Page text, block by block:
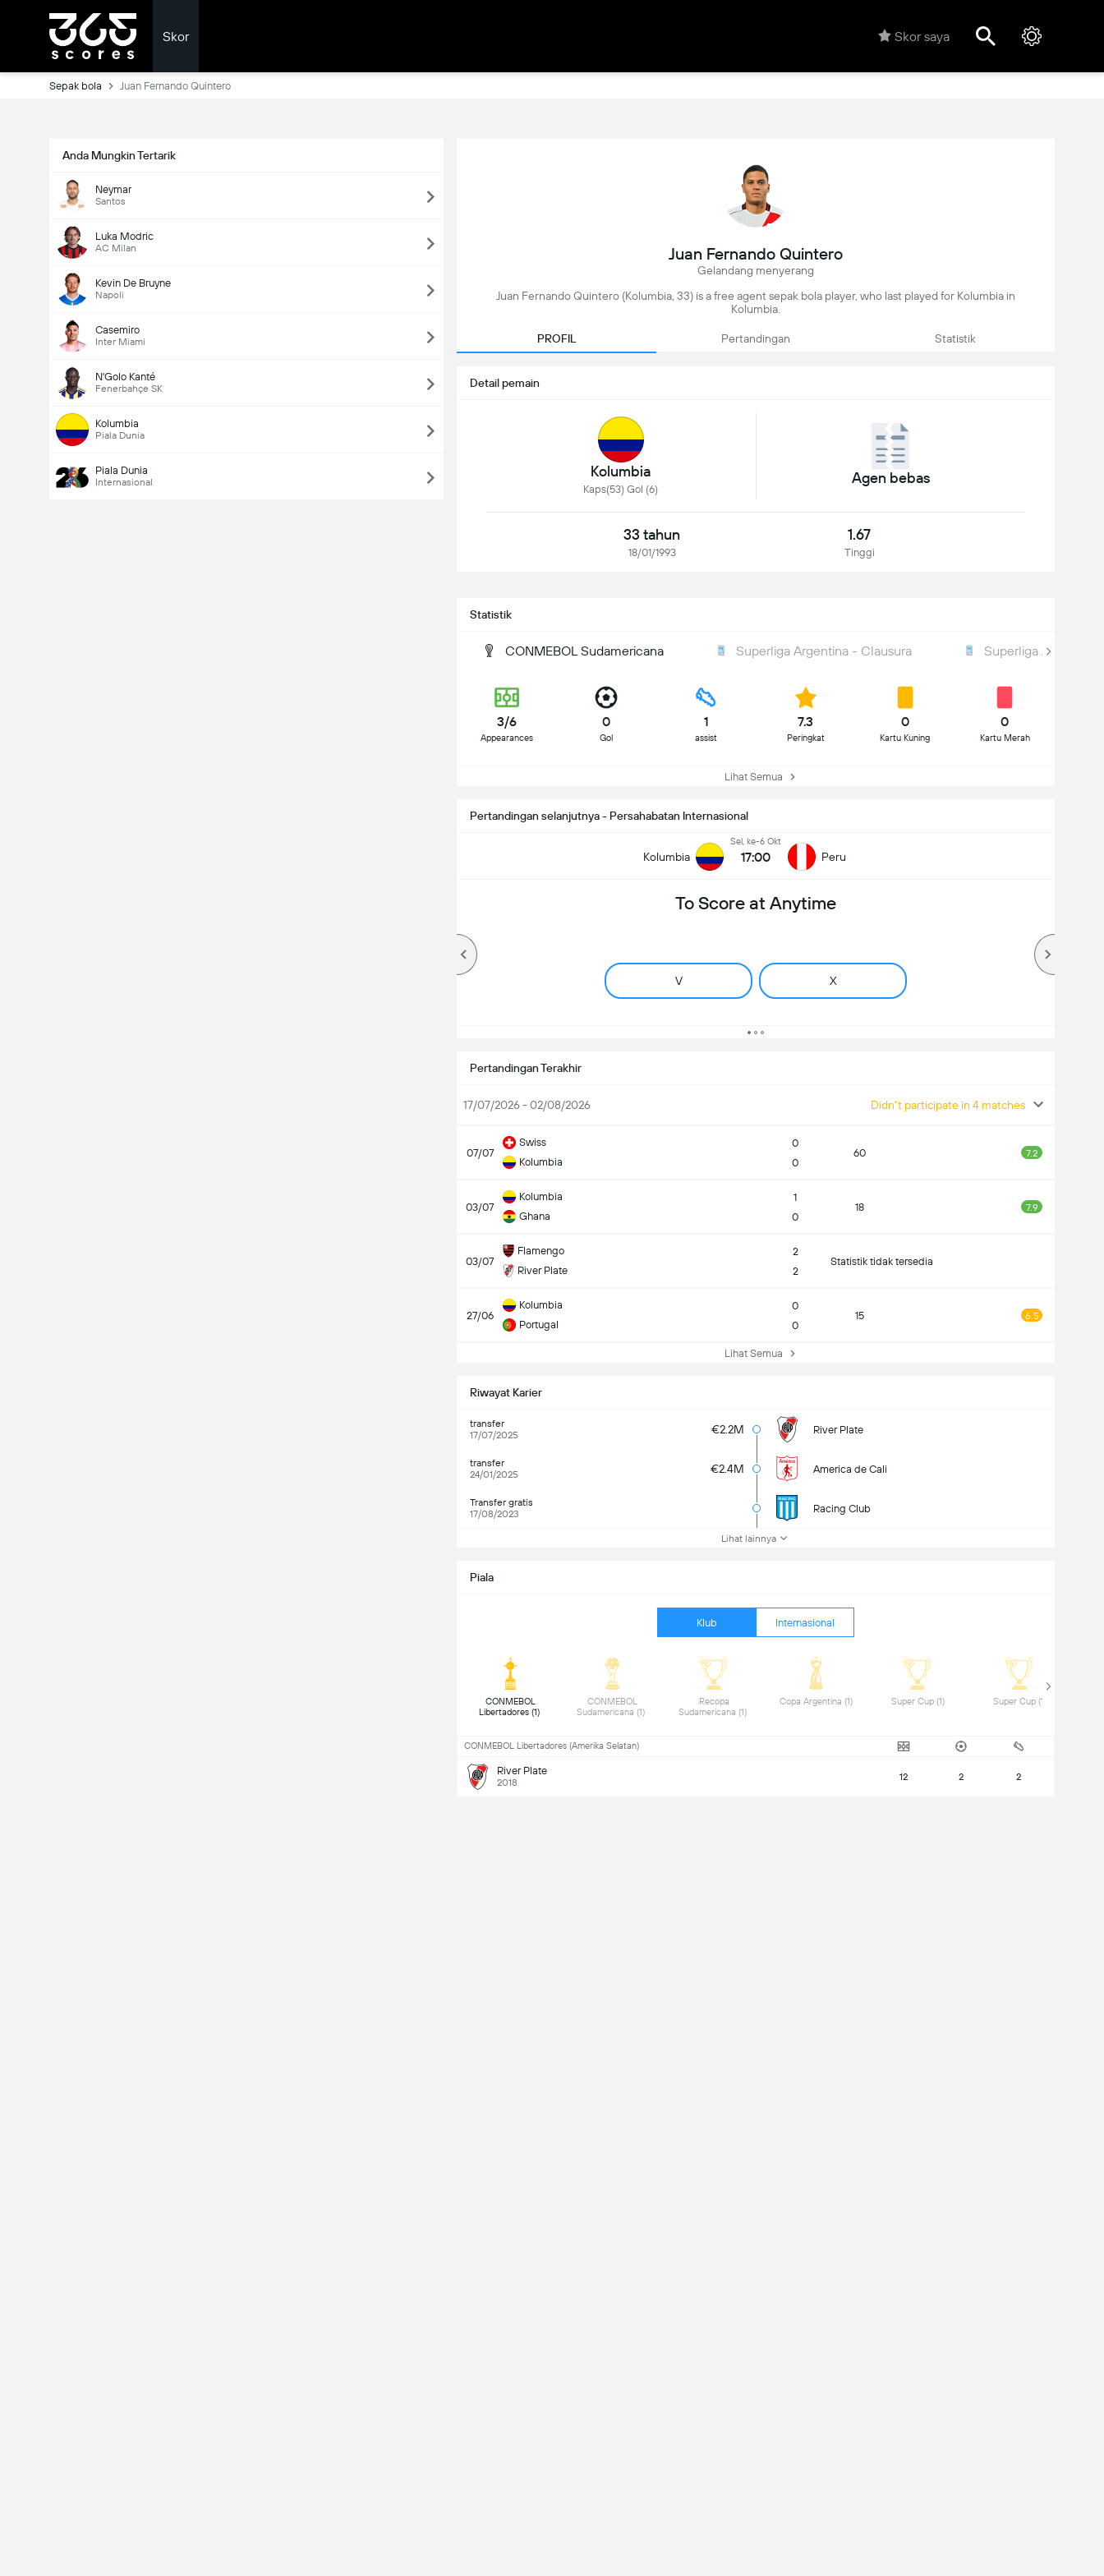
Skor Skor saya
Sepak bola Juan Fernando Quintero
Anda Mungkin Tertarik
Neymar
Santos
Luka Modric
AC Milan
Kevin De Bruyne
Napoli
Casemiro
Inter Miami
N'Golo Kanté
Fenerbahçe SK
Kolumbia
Piala Dunia
Piala Dunia
Internasional
Juan Fernando Quintero
Gelandang menyerang
Juan Fernando Quintero (Kolumbia, 33) is a free agent sepak bola player, who last played for Kolumbia in
Kolumbia.
PROFIL Pertandingan Statistik
Detail pemain
Kolumbia
Kaps(53) Gol (6)
Agen bebas
33 tahun
18/01/1993
1.67
Tinggi
Statistik
CONMEBOL Sudamericana Superliga Argentina - Clausura Superliga Argentina
3/6
Appearances
0
Gol
1
assist
7.3
Peringkat
0
Kartu Kuning
0
Kartu Merah
Lihat Semua
Pertandingan selanjutnya - Persahabatan Internasional
Kolumbia
Sel, ke-6 Okt
17:00 Peru
To Score at Anytime
V X
Pertandingan Terakhir
17/07/2026 - 02/08/2026 Didn't participate in 4 matches
07/07
Swiss
Kolumbia
0
0
60 7.2
03/07
Kolumbia
Ghana
1
0
18 7.9
03/07
Flamengo
River Plate
2
2
Statistik tidak tersedia
27/06
Kolumbia
Portugal
0
0
15 6.5
Lihat Semua
Riwayat Karier
transfer
17/07/2025
€2.2M River Plate
transfer
24/01/2025
€2.4M America de Cali
Transfer gratis
17/08/2023
Racing Club
Lihat lainnya
Piala
Klub Internasional
CONMEBOL
Libertadores (1)
CONMEBOL
Recopa
Copa Argentina (1) Super Cup (1)
CONMEBOL Libertadores (Amerika Selatan)
River Plate
2018 12 2 2